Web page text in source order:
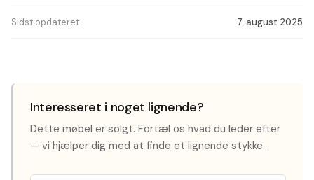
Sidst opdateret 7. august 2025
Interesseret i noget lignende?
Dette møbel er solgt. Fortæl os hvad du leder efter
— vi hjælper dig med at finde et lignende stykke.